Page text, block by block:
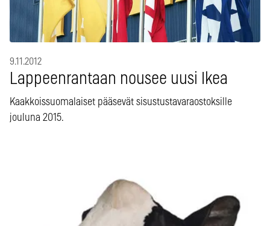
9.11.2012
Lappeenrantaan nousee uusi Ikea
Kaakkoissuomalaiset pääsevät sisustustavaraostoksille
jouluna 2015.